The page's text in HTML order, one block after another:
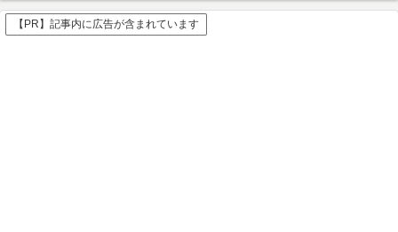
【PR】記事内に広告が含まれています